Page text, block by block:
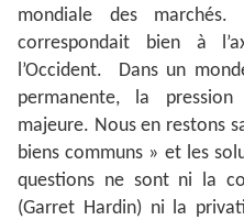
mondiale des marchés.
correspondait bien à
l’Occident. Dans un
permanente, la
majeure. Nous en restons
biens communs » et les
questions ne sont ni la
(Garret Hardin) ni la